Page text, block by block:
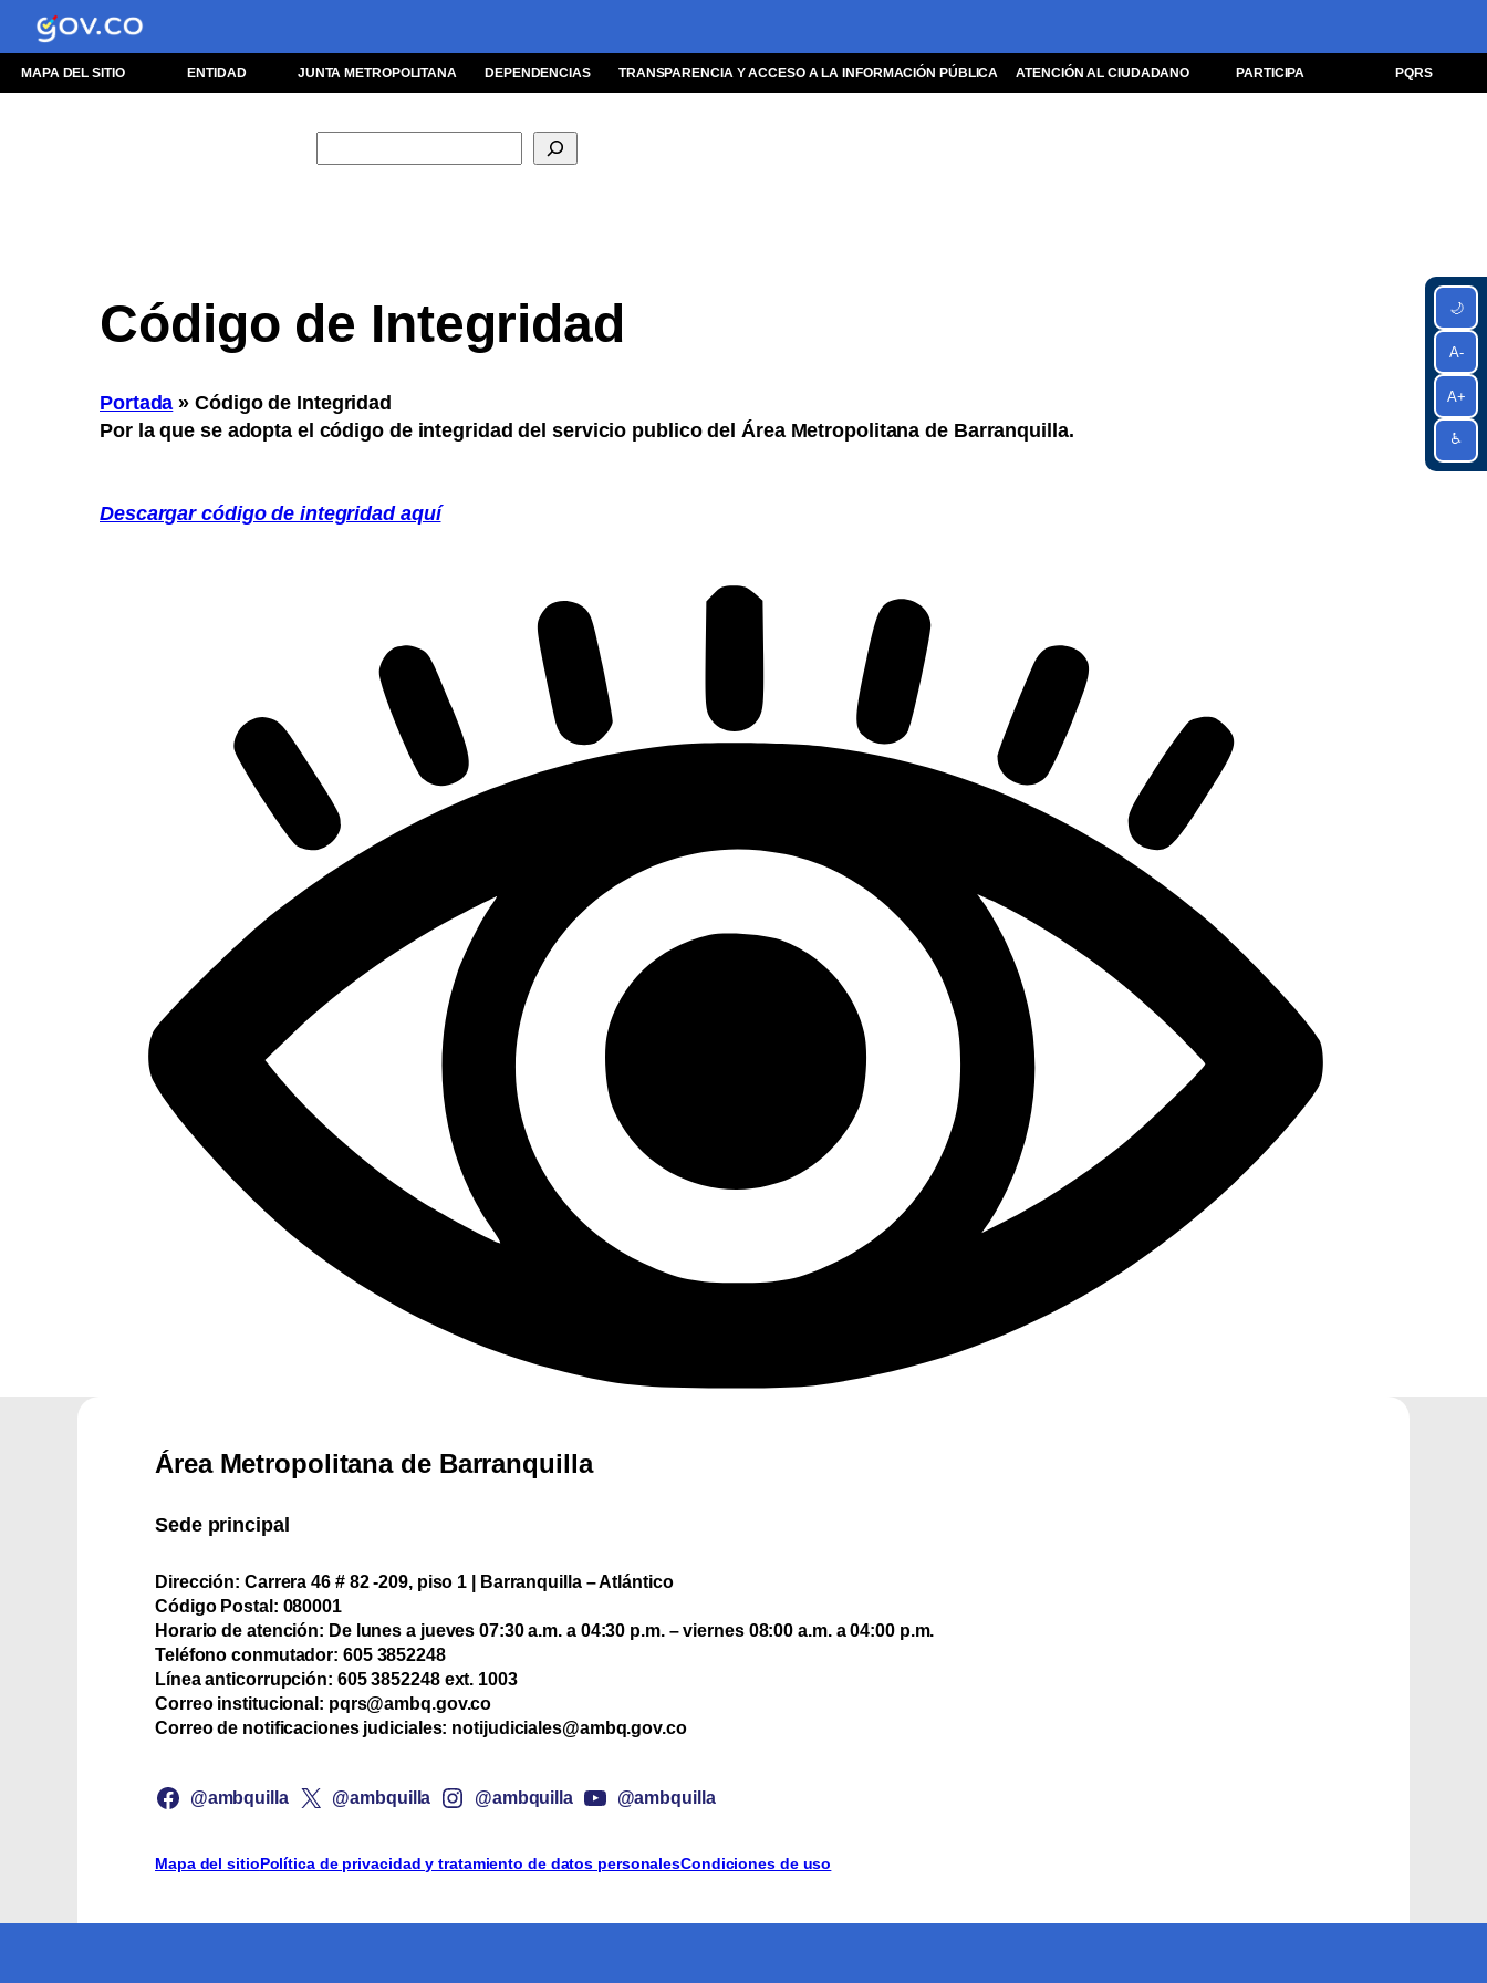
🌙
A-
A+
♿
MAPA DEL SITIO ENTIDAD JUNTA METROPOLITANA DEPENDENCIAS TRANSPARENCIA Y ACCESO A LA INFORMACIÓN PÚBLICA ATENCIÓN AL CIUDADANO PARTICIPA PQRS
Código de Integridad
Portada »Código de Integridad
Por la que se adopta el código de integridad del servicio publico del Área Metropolitana de Barranquilla.
Descargar código de integridad aquí
Área Metropolitana de Barranquilla
Sede principal
Dirección: Carrera 46 # 82 -209, piso 1 | Barranquilla – Atlántico
Código Postal: 080001
Horario de atención: De lunes a jueves 07:30 a.m. a 04:30 p.m. – viernes 08:00 a.m. a 04:00 p.m.
Teléfono conmutador: ‪605 3852248
Línea anticorrupción: ‪605 3852248 ext. 1003
Correo institucional: pqrs@ambq.gov.co
Correo de notificaciones judiciales: notijudiciales@ambq.gov.co
@ambquilla @ambquilla @ambquilla @ambquilla
Mapa del sitioPolítica de privacidad y tratamiento de datos personalesCondiciones de uso